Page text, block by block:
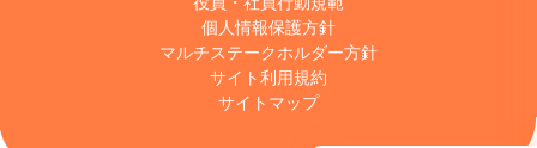
個人情報保護方針
マルチステークホルダー方針
サイト利用規約
サイトマップ